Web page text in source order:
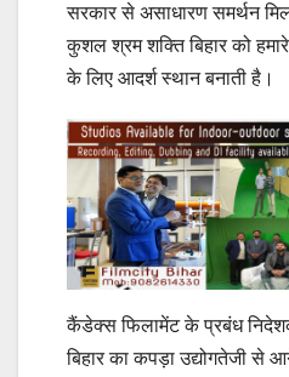
सरकार से असाधारण समर्थन
कुशल श्रम शक्ति बिहार को
के लिए आदर्श स्थान बनाती है।
कैंडेक्स फिलामेंट के प्रबंध
बिहार का कपड़ा उद्योगतेजी से